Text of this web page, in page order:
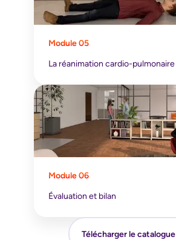
Module 05
La réanimation cardio-pulmonaire
Module 06
Évaluation et bilan
Télécharger le catalogue